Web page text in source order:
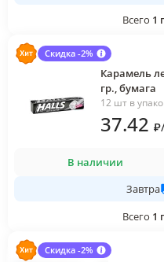
Всего 1
Скидка -2%
Карамель
гр., бумага
12 шт в
37.42 ₽/
В наличии
Завтра
Всего 1
Скидка -2%